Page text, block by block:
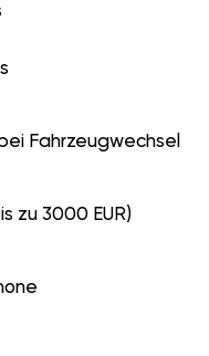
Fahrzeugwechsel
zu 3000 EUR)